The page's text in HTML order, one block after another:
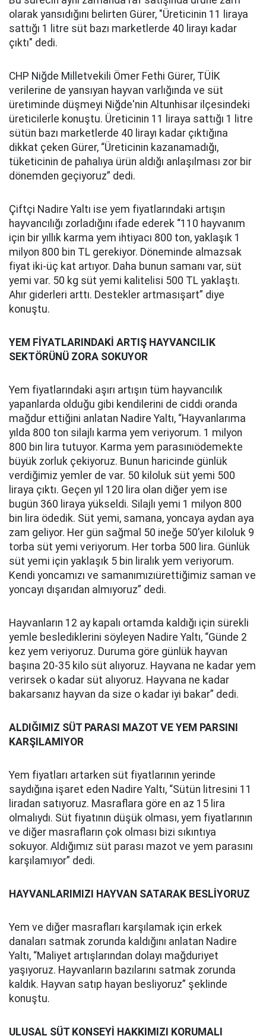
olarak yansıdığını belirten Gürer, "Üreticinin 11 liraya
sattığı 1 litre süt bazı marketlerde 40 lirayı kadar
çıktı" dedi.
CHP Niğde Milletvekili Ömer Fethi Gürer, TÜİK
verilerine de yansıyan hayvan varlığında ve süt
üretiminde düşmeyi Niğde'nin Altunhisar ilçesindeki
üreticilerle konuştu. Üreticinin 11 liraya sattığı 1 litre
sütün bazı marketlerde 40 lirayı kadar çıktığına
dikkat çeken Gürer, “Üreticinin kazanamadığı,
tüketicinin de pahalıya ürün aldığı anlaşılması zor bir
dönemden geçiyoruz” dedi.
Çiftçi Nadire Yaltı ise yem fiyatlarındaki artışın
hayvancılığı zorladığını ifade ederek “110 hayvanım
için bir yıllık karma yem ihtiyacı 800 ton, yaklaşık 1
milyon 800 bin TL gerekiyor. Döneminde almazsak
fiyat iki-üç kat artıyor. Daha bunun samanı var, süt
yemi var. 50 kg süt yemi kalitelisi 500 TL yaklaştı.
Ahır giderleri arttı. Destekler artmasışart” diye
konuştu.
YEM FİYATLARINDAKİ ARTIŞ HAYVANCILIK
SEKTÖRÜNÜ ZORA SOKUYOR
Yem fiyatlarındaki aşırı artışın tüm hayvancılık
yapanlarda olduğu gibi kendilerini de ciddi oranda
mağdur ettiğini anlatan Nadire Yaltı, “Hayvanlarıma
yılda 800 ton silajlı karma yem veriyorum. 1 milyon
800 bin lira tutuyor. Karma yem parasınıödemekte
büyük zorluk çekiyoruz. Bunun haricinde günlük
verdiğimiz yemler de var. 50 kiloluk süt yemi 500
liraya çıktı. Geçen yıl 120 lira olan diğer yem ise
bugün 360 liraya yükseldi. Silajlı yemi 1 milyon 800
bin lira ödedik. Süt yemi, samana, yoncaya aydan aya
zam geliyor. Her gün sağmal 50 ineğe 50’yer kiloluk 9
torba süt yemi veriyorum. Her torba 500 lira. Günlük
süt yemi için yaklaşık 5 bin liralık yem veriyorum.
Kendi yoncamızı ve samanımızıürettiğimiz saman ve
yoncayı dışarıdan almıyoruz” dedi.
Hayvanların 12 ay kapalı ortamda kaldığı için sürekli
yemle beslediklerini söyleyen Nadire Yaltı, “Günde 2
kez yem veriyoruz. Duruma göre günlük hayvan
başına 20-35 kilo süt alıyoruz. Hayvana ne kadar yem
verirsek o kadar süt alıyoruz. Hayvana ne kadar
bakarsanız hayvan da size o kadar iyi bakar” dedi.
ALDIĞIMIZ SÜT PARASI MAZOT VE YEM PARSINI
KARŞILAMIYOR
Yem fiyatları artarken süt fiyatlarının yerinde
saydığına işaret eden Nadire Yaltı, “Sütün litresini 11
liradan satıyoruz. Masraflara göre en az 15 lira
olmalıydı. Süt fiyatının düşük olması, yem fiyatlarının
ve diğer masrafların çok olması bizi sıkıntıya
sokuyor. Aldığımız süt parası mazot ve yem parasını
karşılamıyor” dedi.
HAYVANLARIMIZI HAYVAN SATARAK BESLİYORUZ
Yem ve diğer masrafları karşılamak için erkek
danaları satmak zorunda kaldığını anlatan Nadire
Yaltı, “Maliyet artışlarından dolayı mağduriyet
yaşıyoruz. Hayvanların bazılarını satmak zorunda
kaldık. Hayvan satıp hayan besliyoruz” şeklinde
konuştu.
ULUSAL SÜT KONSEYİ HAKKIMIZI KORUMALI